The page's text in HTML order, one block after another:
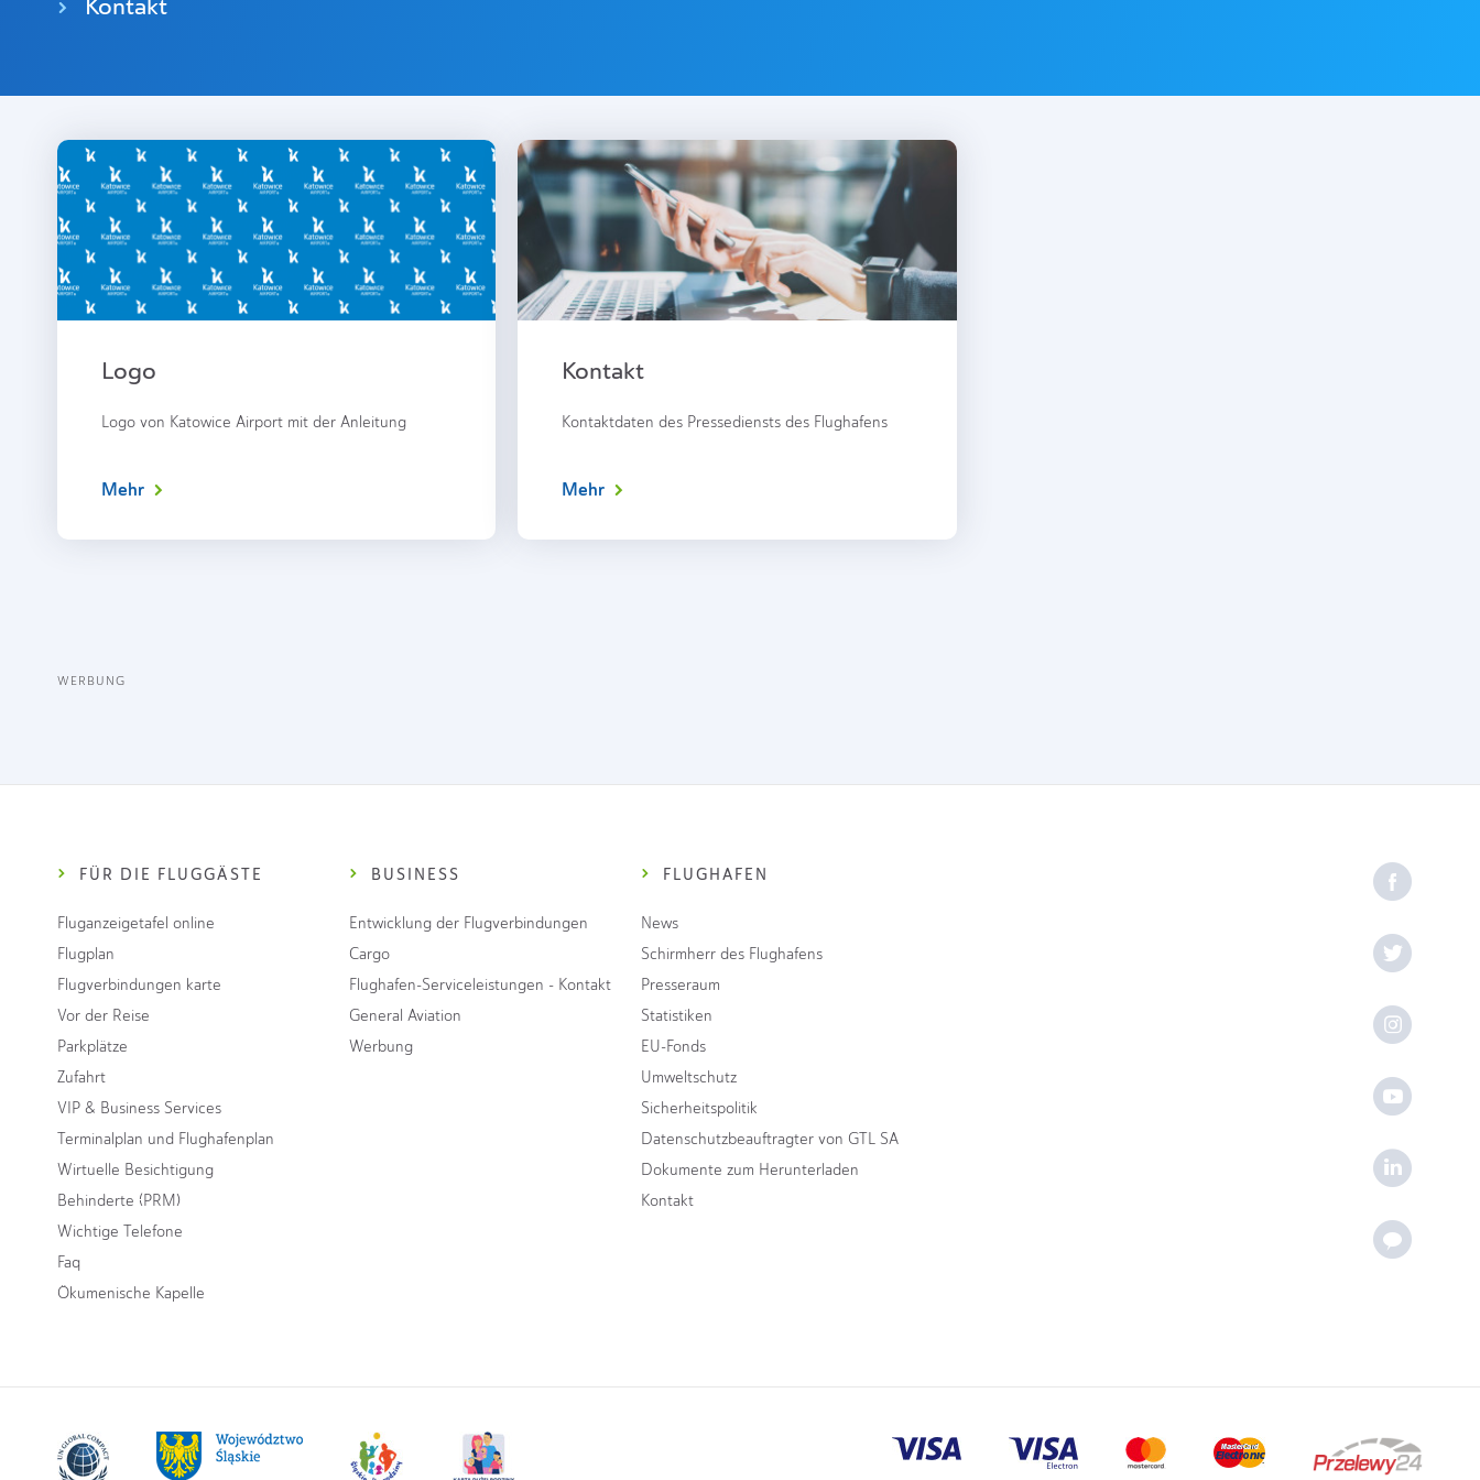
Logo
Logo von Katowice Airport mit der Anleitung
Mehr
Kontakt
Kontaktdaten des Pressediensts des Flughafens
Mehr
WERBUNG
FÜR DIE FLUGGÄSTE
Fluganzeigetafel online
Flugplan
Flugverbindungen karte
Vor der Reise
Parkplätze
Zufahrt
VIP & Business Services
Terminalplan und Flughafenplan
Wirtuelle Besichtigung
Behinderte (PRM)
Wichtige Telefone
Faq
Ökumenische Kapelle
BUSINESS
Entwicklung der Flugverbindungen
Cargo
Flughafen-Serviceleistungen - Kontakt
General Aviation
Werbung
FLUGHAFEN
News
Schirmherr des Flughafens
Presseraum
Statistiken
EU-Fonds
Umweltschutz
Sicherheitspolitik
Datenschutzbeauftragter von GTL SA
Dokumente zum Herunterladen
Kontakt